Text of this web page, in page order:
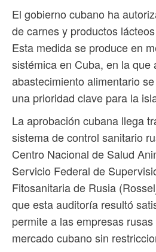
El gobierno cubano ha
de carnes y productos
Esta medida se produce en
sistémica en Cuba, en la que
abastecimiento alimentario
una prioridad clave para la
La aprobación cubana llega
sistema de control sanitario
Centro Nacional de Salud
Servicio Federal de
Fitosanitaria de Rusia
que esta auditoría resultó
permite a las empresas
mercado cubano sin